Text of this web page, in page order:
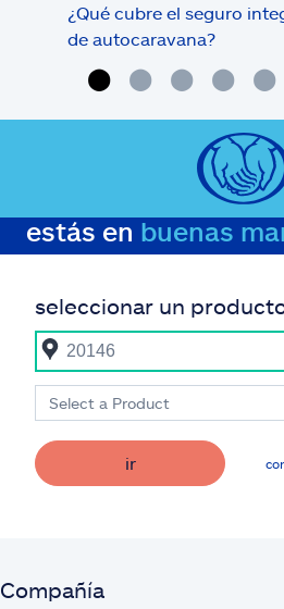
¿Qué cubre el seguro
de autocaravana?
estás en buenas
seleccionar un
Select a Product
ir
Compañía